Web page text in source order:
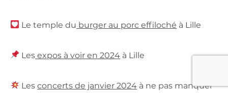
Le temple du burger au porc effiloché à Lille
Les expos à voir en 2024 à Lille
Lesconcerts de janvier 2024 à ne pas manquer